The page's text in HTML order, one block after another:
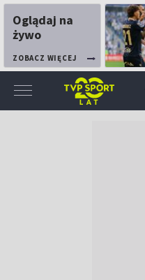
Oglądaj na
żywo
ZOBACZ WIĘCEJ